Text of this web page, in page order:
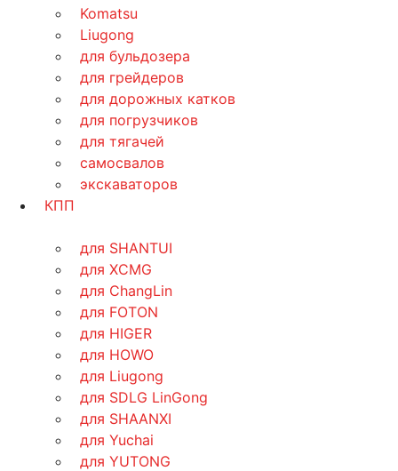
Komatsu
Liugong
для бульдозера
для грейдеров
для дорожных катков
для погрузчиков
для тягачей
самосвалов
экскаваторов
КПП
для SHANTUI
для XCMG
для ChangLin
для FOTON
для HIGER
для HOWO
для Liugong
для SDLG LinGong
для SHAANXI
для Yuchai
для YUTONG